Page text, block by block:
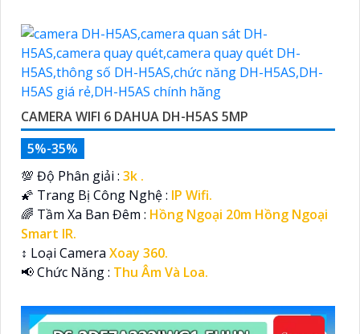
CAMERA WIFI 6 DAHUA DH-H5AS 5MP
5%-35%
💯 Độ Phân giải : 3k .
🌠 Trang Bị Công Nghệ : IP Wifi.
🌈 Tầm Xa Ban Đêm : Hồng Ngoại 20m Hồng Ngoại
Smart IR.
↕️ Loại Camera Xoay 360.
️📢 Chức Năng : Thu Âm Và Loa.